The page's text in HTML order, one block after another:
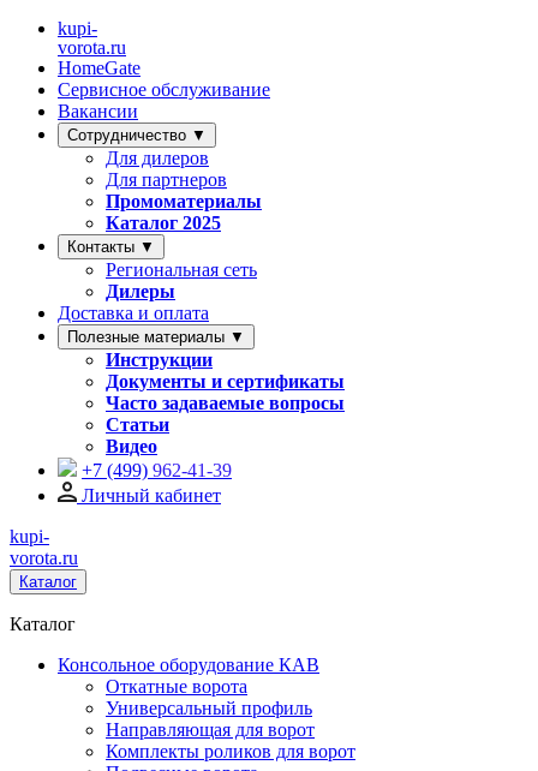
kupi-
vorota.ru
HomeGate
Сервисное обслуживание
Вакансии
Сотрудничество ▼
Для дилеров
Для партнеров
Промоматериалы
Каталог 2025
Контакты ▼
Региональная сеть
Дилеры
Доставка и оплата
Полезные материалы ▼
Инструкции
Документы и сертификаты
Часто задаваемые вопросы
Статьи
Видео
+7 (499) 962-41-39
Личный кабинет
kupi-
vorota.ru
Каталог
Каталог
Консольное оборудование КАВ
Откатные ворота
Универсальный профиль
Направляющая для ворот
Комплекты роликов для ворот